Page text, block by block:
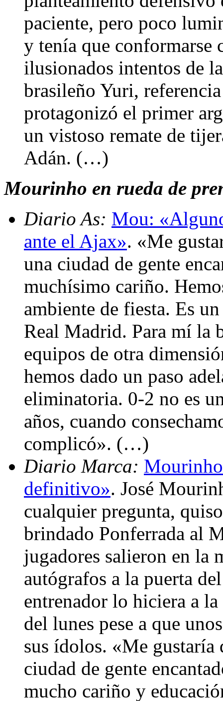
paciente, pero poco
y tenía que conformarse
ilusionados intentos de
brasileño Yuri,
protagonizó el primer
un vistoso remate de
Adán. (…)
Mourinho en rueda de
Diario As: Mou:
ante el Ajax». «Me
una ciudad de gente
muchísimo cariño.
ambiente de fiesta. Es
Real Madrid. Para mí la
equipos de otra
hemos dado un paso
eliminatoria. 0-2 no es
años, cuando
complicó». (…)
Diario Marca:
definitivo». José
cualquier pregunta,
brindado Ponferrada al
jugadores salieron en la
autógrafos a la puerta
entrenador lo hiciera a
del lunes pese a que
sus ídolos. «Me gustaría
ciudad de gente
mucho cariño y